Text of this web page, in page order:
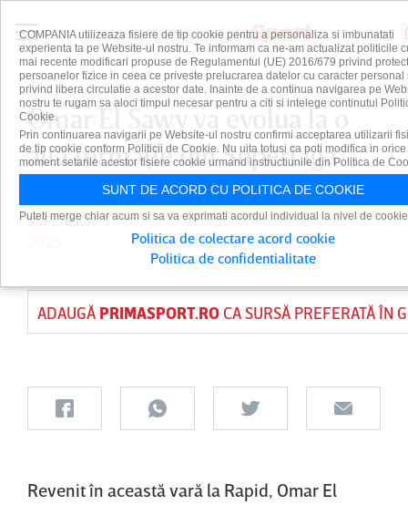
Omar El Sawy va evolua la o
altă formaţie din SuperLiga
SUPERLIGA PUBLICAT DETUDOR MOISAPE 5 SEP
ADAUGĂ PRIMASPORT.ROCA SURSĂ PREFERATĂ ÎN
Revenit în această vară la Rapid, Omar El
COMPANIA utilizeaza fisiere de tip cookie pentru a personaliza si imbunatati
experienta ta pe Website-ul nostru. Te informam ca ne-am actualizat politicile
mai recente modificari propuse de Regulamentul (UE) 2016/679 privind
persoanelor fizice in ceea ce priveste prelucrarea datelor cu caracter personal
privind libera circulatie a acestor date. Inainte de a continua navigarea pe
nostru te rugam sa aloci timpul necesar pentru a citi si intelege continutul
Cookie.
Prin continuarea navigarii pe Website-ul nostru confirmi acceptarea utilizarii
de tip cookie conform Politicii de Cookie. Nu uita totusi ca poti modifica in orice
moment setarile acestor fisiere cookie urmand instructiunile din Politica de
SUNT DE ACORD CU POLITICA DE COOKIE
Puteti merge chiar acum si sa va exprimati acordul individual la nivel de
Politica de colectare acord cookie
Politica de confidentialitate